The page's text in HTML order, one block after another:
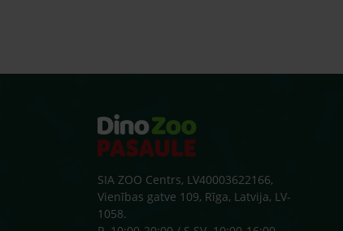
SIA ZOO Centrs, LV40003622166,
Vienības gatve 109, Rīga, Latvija, LV-
1058.